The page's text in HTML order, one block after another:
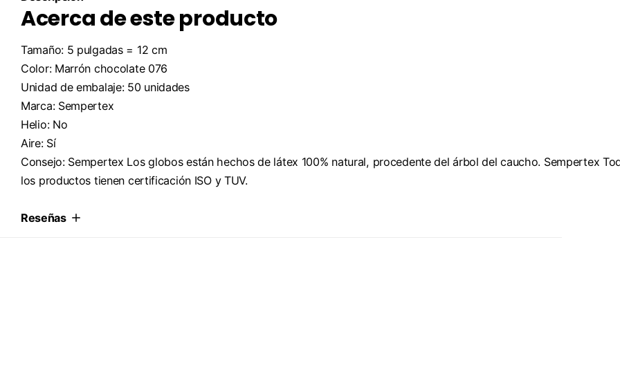
Acerca de este producto
Tamaño: 5 pulgadas = 12 cm
Color: Marrón chocolate 076
Unidad de embalaje: 50 unidades
Marca: Sempertex
Helio: No
Aire: Sí
Consejo: Sempertex Los globos están hechos de látex 100% natural, procedente del árbol del caucho. Sempertex
los productos tienen certificación ISO y TUV.
Reseñas